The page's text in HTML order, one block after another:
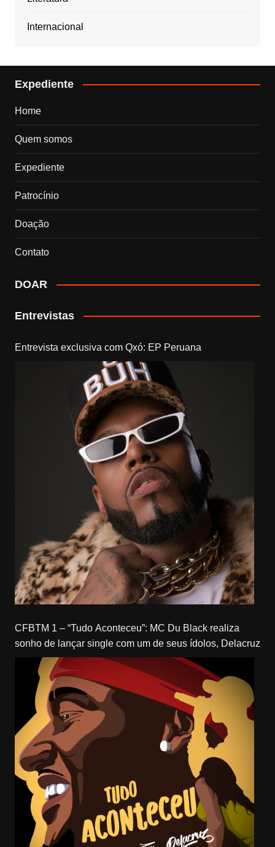
Internacional
Expediente
Home
Quem somos
Expediente
Patrocínio
Doação
Contato
DOAR
Entrevistas
Entrevista exclusiva com Qxó: EP Peruana
CFBTM 1 – “Tudo Aconteceu”: MC Du Black realiza
sonho de lançar single com um de seus ídolos, Delacruz